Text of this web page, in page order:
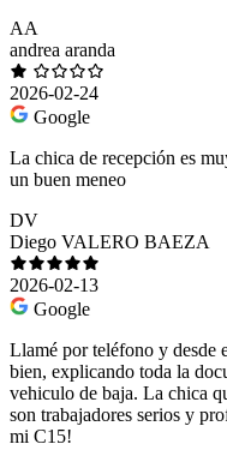
AA
andrea aranda
2026-02-24
Google
La chica de recepción es
un buen meneo
DV
Diego VALERO BAEZA
2026-02-13
Google
Llamé por teléfono y desde
bien, explicando toda la
vehiculo de baja. La chica
son trabajadores serios y
mi C15!